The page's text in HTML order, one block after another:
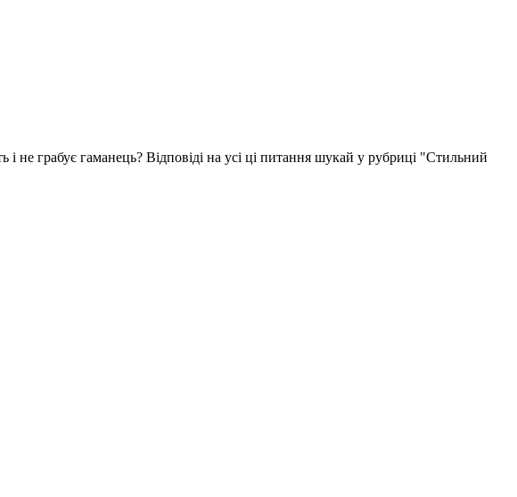
грабує гаманець? Відповіді на усі ці питання шукай у рубриці "Стильний